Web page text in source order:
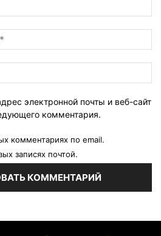
электронной почты и веб-сайт
комментария.
комментариях по email.
записях почтой.